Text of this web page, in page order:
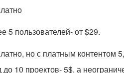
5 пользователей- от $29.
но с платным контентом
до 10 проектов- 5$, а